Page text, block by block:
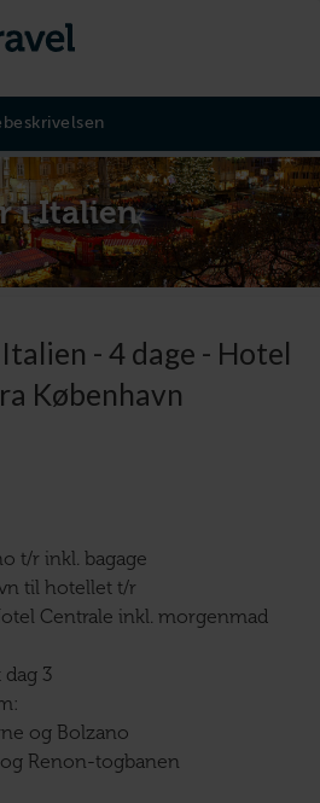
i Italien
- 4 dage - Hotel
København
t/r inkl. bagage
til hotellet t/r
Centrale inkl. morgenmad
3
og Bolzano
Renon-togbanen